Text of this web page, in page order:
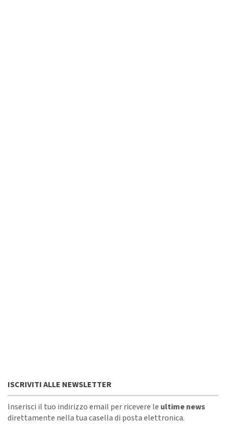
ISCRIVITI ALLE NEWSLETTER
Inserisci il tuo indirizzo email per ricevere le ultime news
direttamente nella tua casella di posta elettronica.